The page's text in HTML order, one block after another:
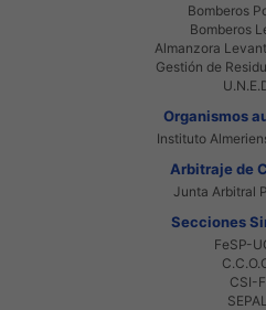
Bomberos
Bomberos
Almanzora
Gestión de
Organismos
Instituto
Arbitraje de
Junta Arbitral
Secciones
FeSP-
CSI-F
SEPAL